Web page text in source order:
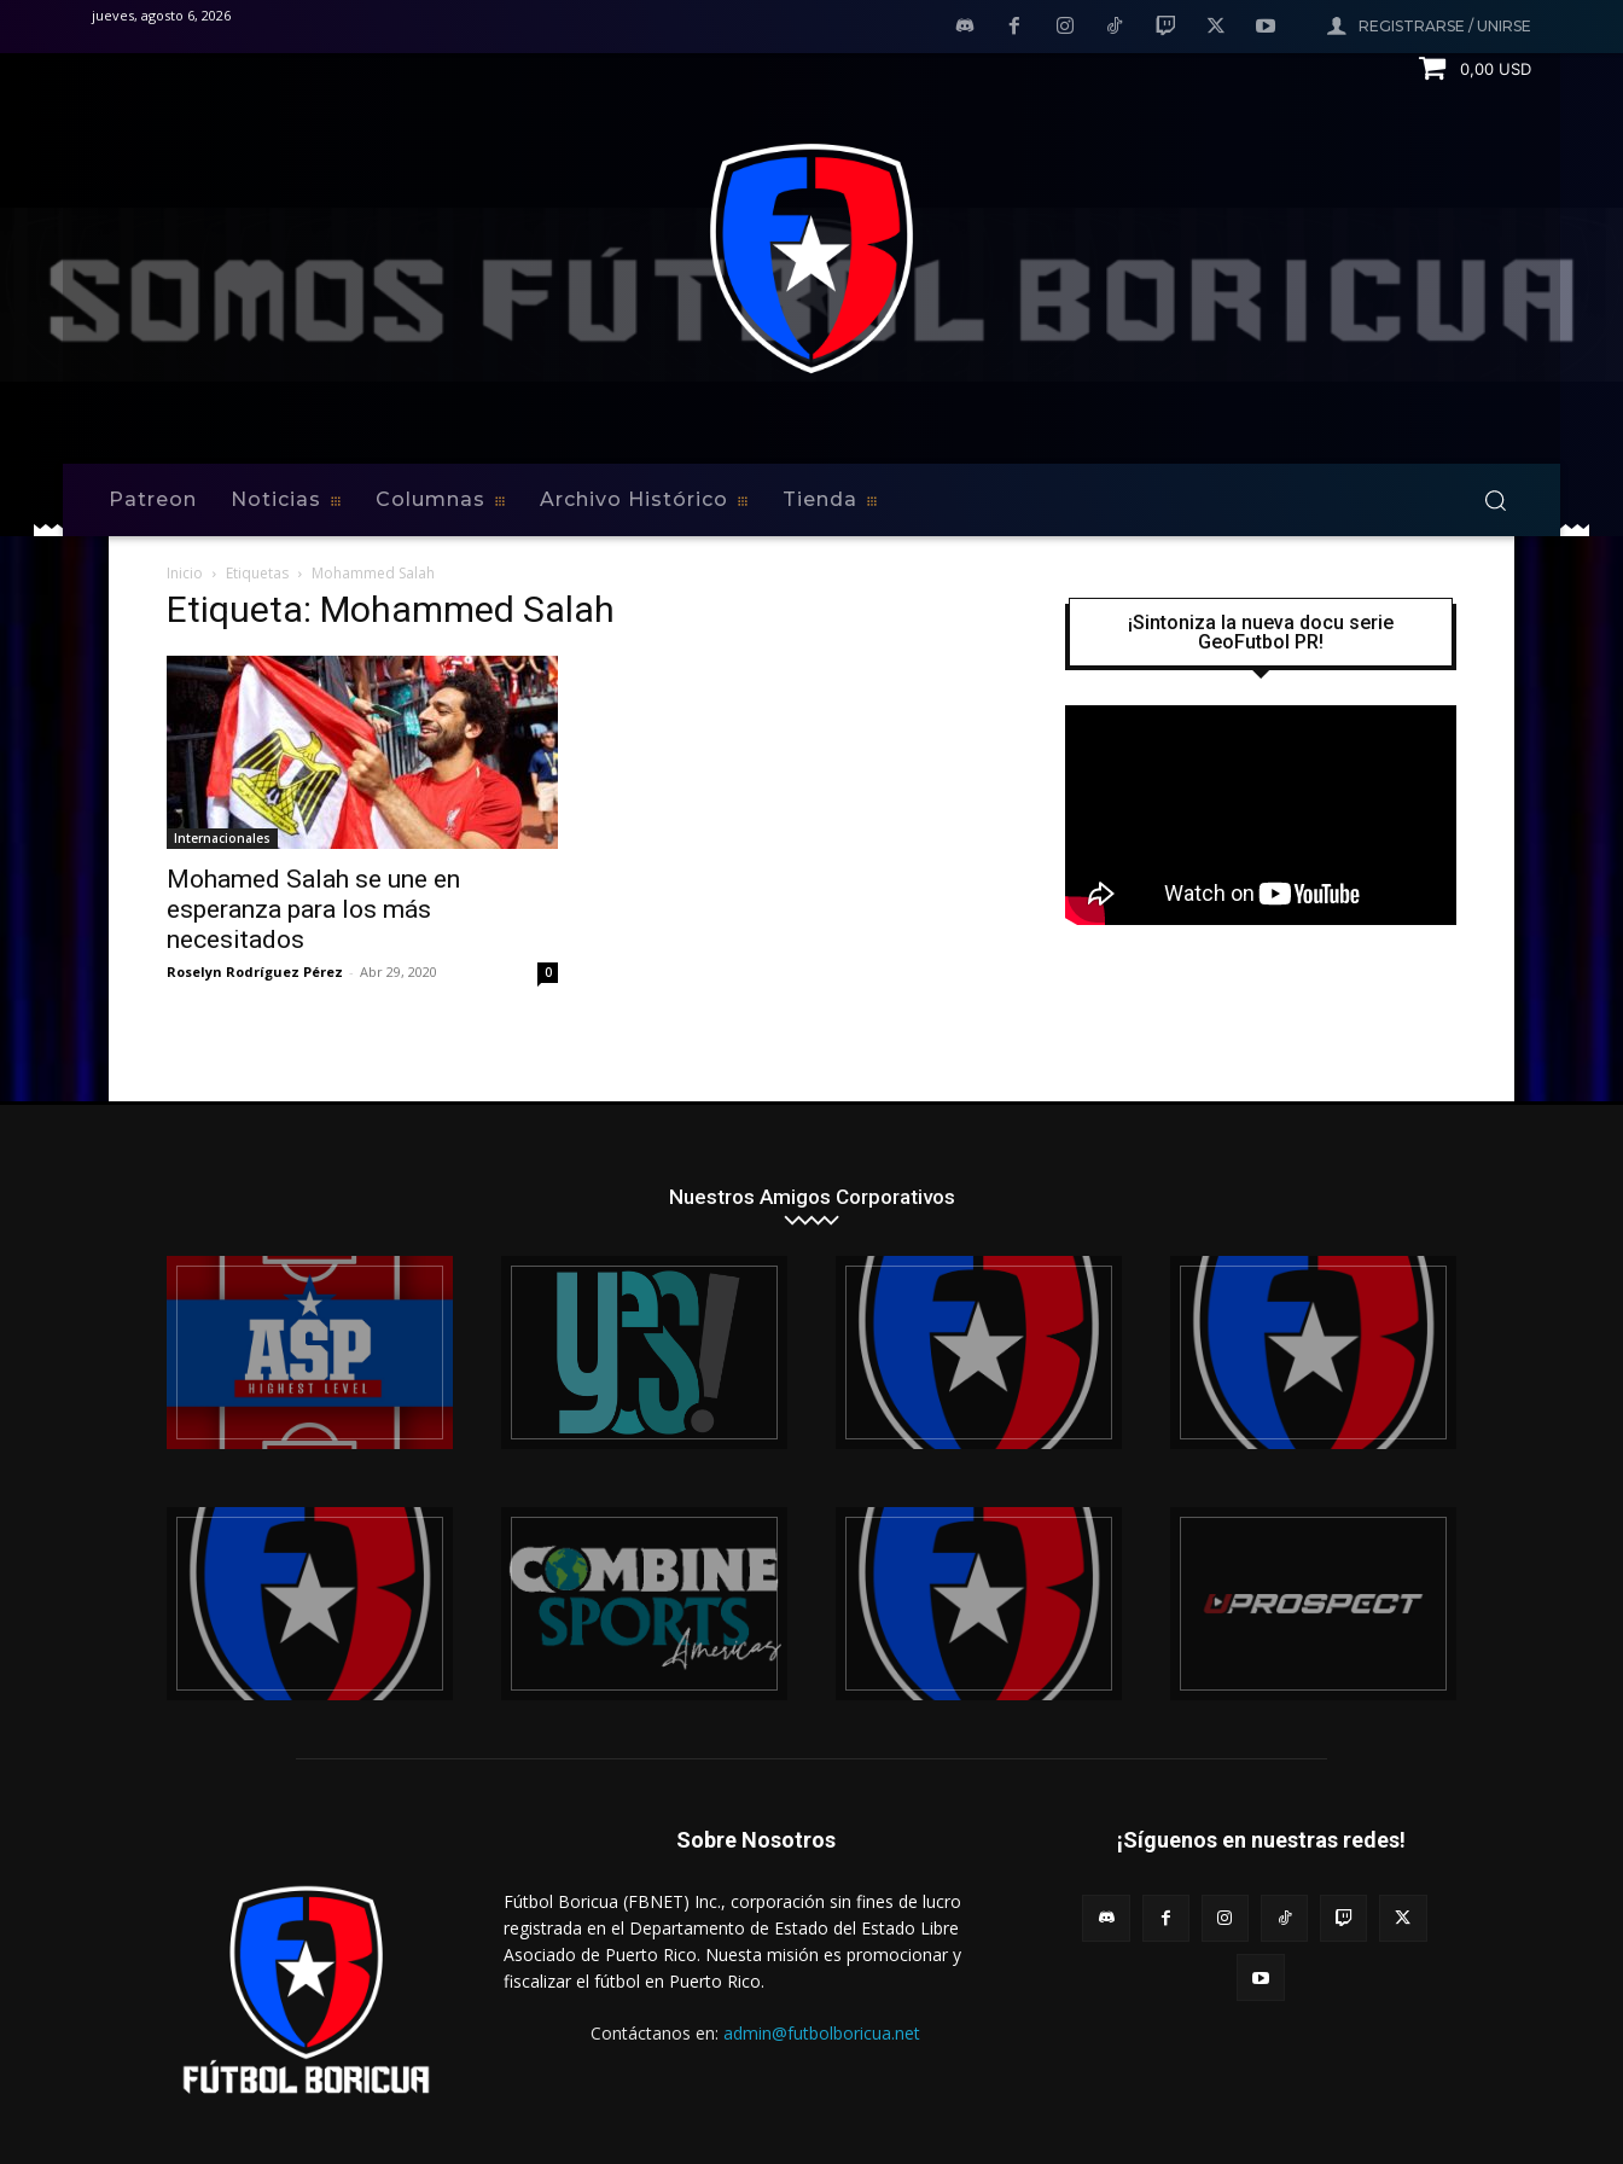
REGISTRARSE / UNIRSE
jueves, agosto 6, 2026
0,00 USD
Patreon Noticias Columnas Archivo Histórico Tienda
Inicio Etiquetas Mohammed Salah
Etiqueta: Mohammed Salah
Internacionales
Mohamed Salah se une en
esperanza para los más
necesitados
Roselyn Rodríguez Pérez - Abr 29, 2020 0
¡Sintoniza la nueva docu serie
GeoFutbol PR!
Nuestros Amigos Corporativos
Sobre Nosotros
Fútbol Boricua (FBNET) Inc., corporación sin fines de lucro
registrada en el Departamento de Estado del Estado Libre
Asociado de Puerto Rico. Nuesta misión es promocionar y
fiscalizar el fútbol en Puerto Rico.
Contáctanos en: admin@futbolboricua.net
¡Síguenos en nuestras redes!